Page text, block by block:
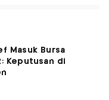
Masuk Bursa
Keputusan di